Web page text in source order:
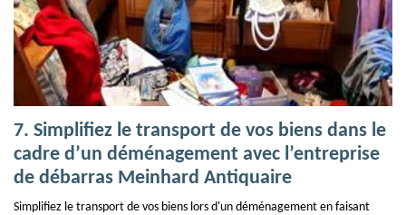
7. Simplifiez le transport de vos biens dans le
cadre d’un déménagement avec l’entreprise
de débarras Meinhard Antiquaire
Simplifiez le transport de vos biens lors d'un déménagement en faisant